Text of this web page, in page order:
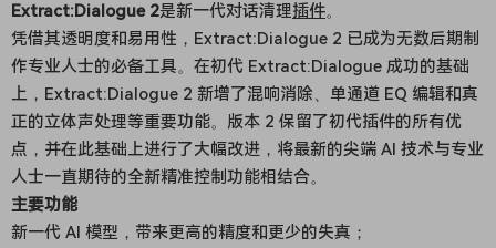
Extract:Dialogue 2是新一代对话清理插件。
凭借其透明度和易用性，Extract:Dialogue 2 已成为无数后期制
作专业人士的必备工具。在初代 Extract:Dialogue 成功的基础
上，Extract:Dialogue 2 新增了混响消除、单通道 EQ 编辑和真
正的立体声处理等重要功能。版本 2 保留了初代插件的所有优
点，并在此基础上进行了大幅改进，将最新的尖端 AI 技术与专业
人士一直期待的全新精准控制功能相结合。
主要功能
新一代 AI 模型，带来更高的精度和更少的失真；